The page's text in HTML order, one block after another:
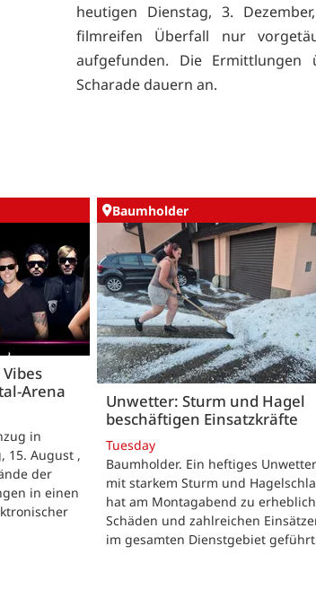
heutigen Dienstag, 3.
filmreifen Überfall nur
aufgefunden. Die
Scharade dauern an.
Arena
in
15. August ,
der
in einen
Baumholder
Unwetter: Sturm und Hagel
beschäftigen Einsatzkräfte
Tuesday
Baumholder. Ein heftiges Unwetter
mit starkem Sturm und
hat am Montagabend zu
Schäden und zahlreichen
im gesamten Dienstgebiet